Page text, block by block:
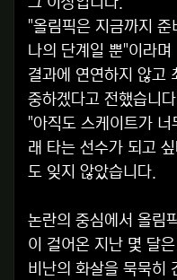
"올림픽은 지금까지
나의 단계일 뿐"이라며
결과에 연연하지 않고
중하겠다고 전했습니
"아직도 스케이트가
래 타는 선수가 되고
도 잊지 않았습니다.
논란의 중심에서 올림
이 걸어온 지난 몇 달
비난의 화살을 묵묵히